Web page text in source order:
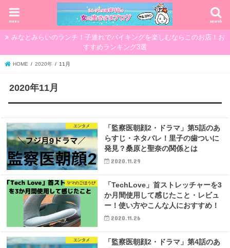
search
menu
みなとみらいのランチ！子連れでバイキングを楽しむならこのお店！お
すすめランキング3選
HOME 2020年 11月
2020年11月
エンタメ
「監察医朝顔2・ドラマ」第5話のあ
らすじ・ネタバレ！里子の歯ついに
発見？桑原と聖奈の関係とは
2020.11.29
ママのごほうび
「TechLove」首ストレッチャーを3
か月間使用して感じたこと・レビュ
ー！使い方やこんな人におすすめ！
2020.11.26
エンタメ
「監察医朝顔2・ドラマ」第4話のあ